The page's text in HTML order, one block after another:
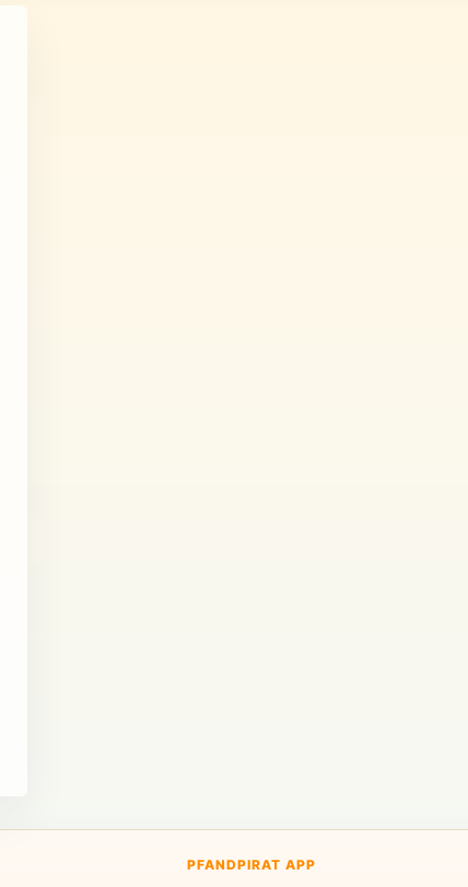
PFANDPIRAT APP